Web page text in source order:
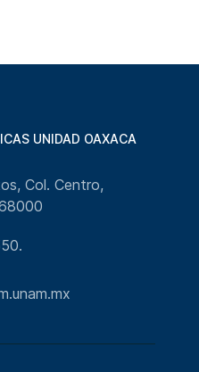
UNIDAD OAXACA
Col. Centro,